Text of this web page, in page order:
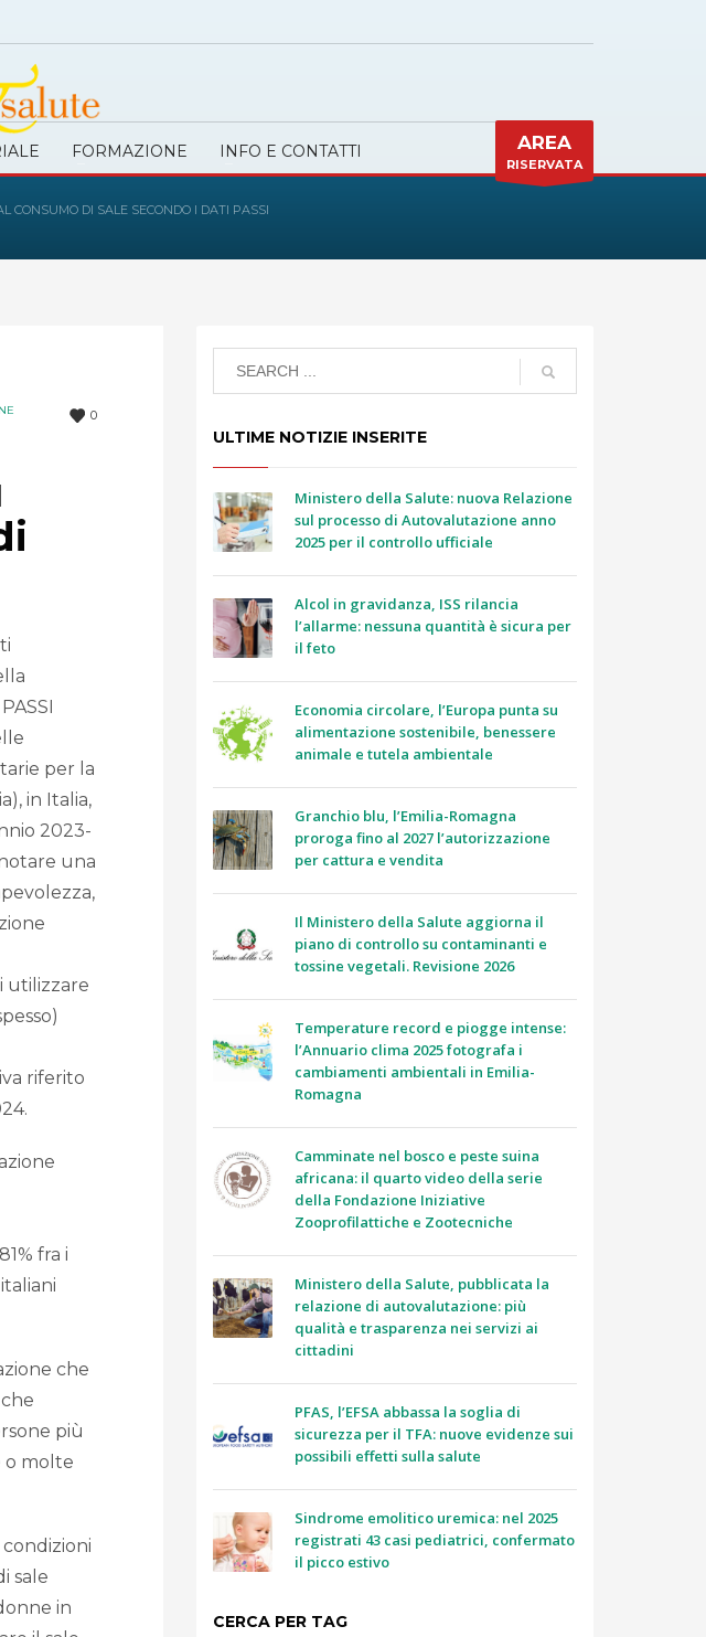
FORMAZIONE INFO E CONTATTI AREA
RISERVATA
CONSUMO DI SALE SECONDO I DATI PASSI
0
per la
in Italia,
2023-
una
utilizzare
riferito
fra i
che
più
o molte
sale
in
ULTIME NOTIZIE INSERITE
Ministero della Salute: nuova Relazione
sul processo di Autovalutazione anno
2025 per il controllo ufficiale
Alcol in gravidanza, ISS rilancia
l’allarme: nessuna quantità è sicura per
il feto
Economia circolare, l’Europa punta su
alimentazione sostenibile, benessere
animale e tutela ambientale
Granchio blu, l’Emilia-Romagna
proroga fino al 2027 l’autorizzazione
per cattura e vendita
Il Ministero della Salute aggiorna il
piano di controllo su contaminanti e
tossine vegetali. Revisione 2026
Temperature record e piogge intense:
l’Annuario clima 2025 fotografa i
cambiamenti ambientali in Emilia-
Romagna
Camminate nel bosco e peste suina
africana: il quarto video della serie
della Fondazione Iniziative
Zooprofilattiche e Zootecniche
Ministero della Salute, pubblicata la
relazione di autovalutazione: più
qualità e trasparenza nei servizi ai
cittadini
PFAS, l’EFSA abbassa la soglia di
sicurezza per il TFA: nuove evidenze sui
possibili effetti sulla salute
Sindrome emolitico uremica: nel 2025
registrati 43 casi pediatrici, confermato
il picco estivo
CERCA PER TAG